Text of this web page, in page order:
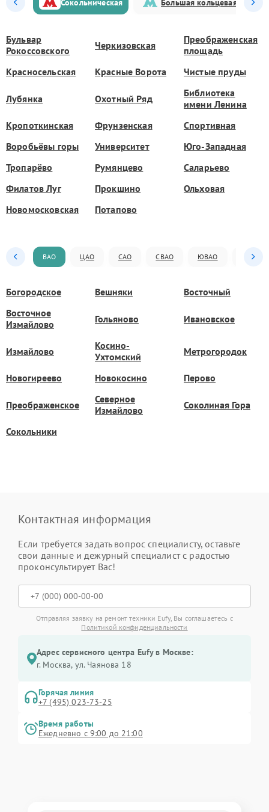
Бульвар
Рокоссовского
Черкизовская
Преображенская
площадь
Красносельская
Красные Ворота Чистые пруды
Лубянка Охотный Ряд
Библиотека
имени Ленина
Кропоткинская
Фрунзенская
Спортивная
Воробьёвы горы
Университет
Юго-Западная
Тропарёво
Румянцево
Саларьево
Филатов Луг
Прокшино
Ольховая
Новомосковская
Потапово
ВАО ЦАО САО СВАО ЮВАО ЮАО
Богородское Вешняки
Восточный
Восточное
Измайлово
Гольяново Ивановское
Измайлово
Косино-
Ухтомский
Метрогородок
Новогиреево Новокосино Перово
Преображенское
Северное
Измайлово
Соколиная Гора
Сокольники
Контактная информация
Если требуется задать вопрос специалисту, оставьте
свои данные и дежурный специалист с радостью
проконсультирует Вас!
Отправляя заявку на ремонт техники Eufy, Вы соглашаетесь с
Политикой конфиденциальности
Адрес сервисного центра Eufy в Москве:
г. Москва, ул. Чаянова 18
Горячая линия
+7 (495) 023-73-25
Время работы
Ежедневно с 9:00 до 21:00